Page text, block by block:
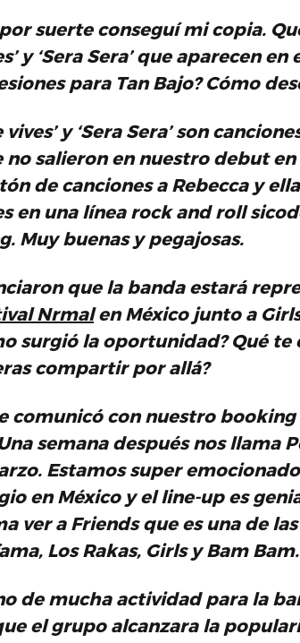
suerte conseguí mi copia.
y ‘Sera Sera’ que aparecen
para Tan Bajo? Cómo
y ‘Sera Sera’ son
no salieron en nuestro debut en
de canciones a Rebecca y
en una línea rock and roll
. Muy buenas y pegajosas.
que la banda estará
Nrmalen México junto a
surgió la oportunidad? Qué te
compartir por allá?
comunicó con nuestro booking
semana después nos llama
Estamos super
en México y elline-upes
ver a Friendsque es una de
Los Rakas, GirlsyBam Bam.
de mucha actividad para la
el grupo alcanzara la